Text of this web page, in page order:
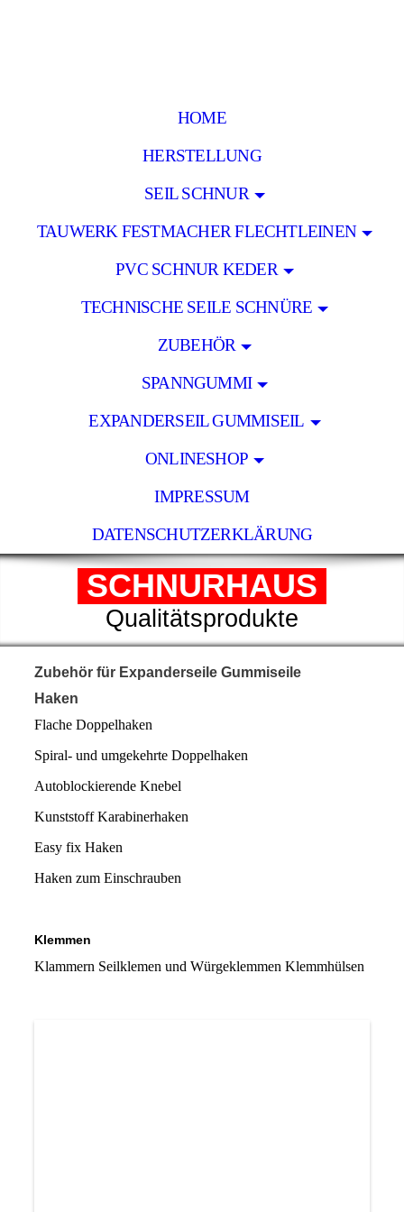
HOME
HERSTELLUNG
SEIL SCHNUR
TAUWERK FESTMACHER FLECHTLEINEN
PVC SCHNUR KEDER
TECHNISCHE SEILE SCHNÜRE
ZUBEHÖR
SPANNGUMMI
EXPANDERSEIL GUMMISEIL
ONLINESHOP
IMPRESSUM
DATENSCHUTZERKLÄRUNG
SCHNURHAUS
Qualitätsprodukte
Zubehör für Expanderseile Gummiseile
Haken
Flache Doppelhaken
Spiral- und umgekehrte Doppelhaken
Autoblockierende Knebel
Kunststoff Karabinerhaken
Easy fix Haken
Haken zum Einschrauben
Klemmen
Klammern Seilklemen und Würgeklemmen Klemmhülsen